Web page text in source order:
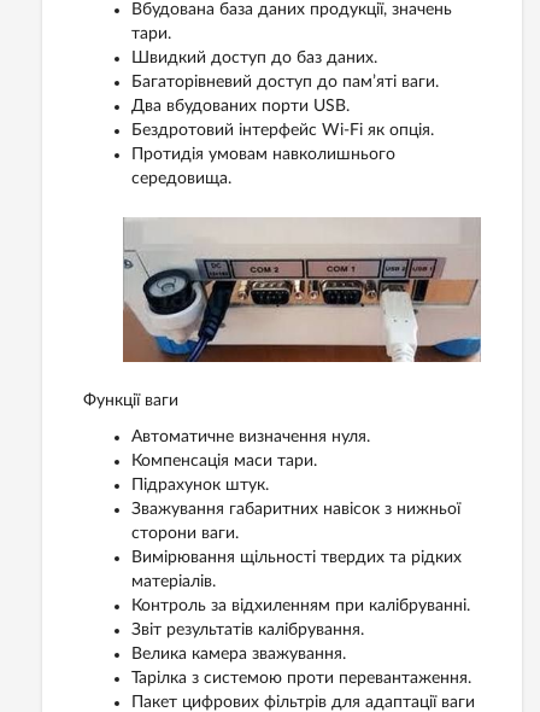
Вбудована база даних продукції, значень
тари.
Швидкий доступ до баз даних.
Багаторівневий доступ до пам’яті ваги.
Два вбудованих порти USB.
Бездротовий інтерфейс Wi-Fi як опція.
Протидія умовам навколишнього
середовища.
Функції ваги
Автоматичне визначення нуля.
Компенсація маси тари.
Підрахунок штук.
Зважування габаритних навісок з нижньої
сторони ваги.
Вимірювання щільності твердих та рідких
матеріалів.
Контроль за відхиленням при калібруванні.
Звіт результатів калібрування.
Велика камера зважування.
Тарілка з системою проти перевантаження.
Пакет цифрових фільтрів для адаптації ваги